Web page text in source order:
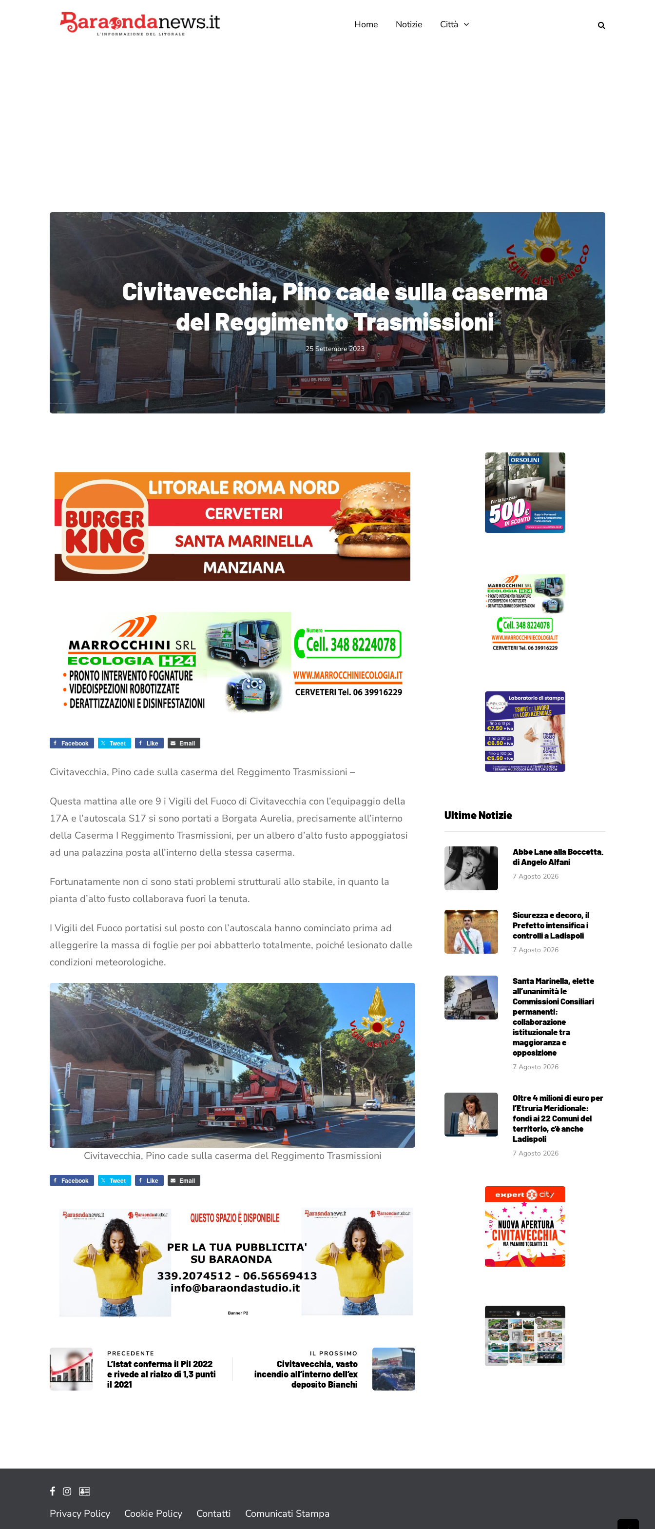
Home Notizie Città
Civitavecchia, Pino cade sulla caserma
del Reggimento Trasmissioni
25 Settembre 2023
Facebook Tweet Like Email
Civitavecchia, Pino cade sulla caserma del Reggimento Trasmissioni –
Questa mattina alle ore 9 i Vigili del Fuoco di Civitavecchia con l’equipaggio della
17A e l’autoscala S17 si sono portati a Borgata Aurelia, precisamente all’interno
della Caserma I Reggimento Trasmissioni, per un albero d’alto fusto appoggiatosi
ad una palazzina posta all’interno della stessa caserma.
Fortunatamente non ci sono stati problemi strutturali allo stabile, in quanto la
pianta d’alto fusto collaborava fuori la tenuta.
I Vigili del Fuoco portatisi sul posto con l’autoscala hanno cominciato prima ad
alleggerire la massa di foglie per poi abbatterlo totalmente, poiché lesionato dalle
condizioni meteorologiche.
Civitavecchia, Pino cade sulla caserma del Reggimento Trasmissioni
Facebook Tweet Like Email
PRECEDENTE
L’Istat conferma il Pil 2022
e rivede al rialzo di 1,3 punti
il 2021
IL PROSSIMO
Civitavecchia, vasto
incendio all’interno dell’ex
deposito Bianchi
Ultime Notizie
Abbe Lane alla Boccetta.
di Angelo Alfani
7 Agosto 2026
Sicurezza e decoro, il
Prefetto intensifica i
controlli a Ladispoli
7 Agosto 2026
Santa Marinella, elette
all’unanimità le
Commissioni Consiliari
permanenti:
collaborazione
istituzionale tra
maggioranza e
opposizione
7 Agosto 2026
Oltre 4 milioni di euro per
l’Etruria Meridionale:
fondi ai 22 Comuni del
territorio, c’è anche
Ladispoli
7 Agosto 2026
Privacy Policy Cookie Policy Contatti Comunicati Stampa